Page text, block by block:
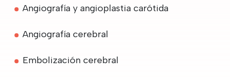
Angiografía y angioplastia carótida
Angiografía cerebral
Embolización cerebral